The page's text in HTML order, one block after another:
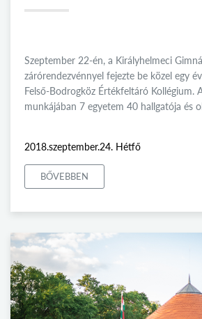
Szeptember 22-én, a Királyhelmeci
zárórendezvénnyel fejezte be közel egy
Felső-Bodrogköz Értékfeltáró Kollégium.
munkájában 7 egyetem 40 hallgatója és
2018.szeptember.24. Hétfő
BŐVEBBEN